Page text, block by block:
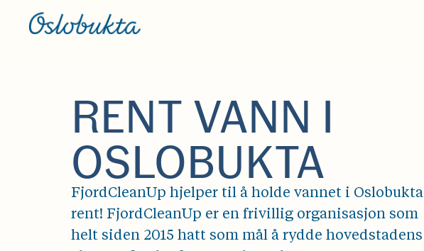
RENT VANN I
OSLOBUKTA
FjordCleanUp hjelper til å holde vannet i Oslobukta
rent! FjordCleanUp er en frivillig organisasjon som
helt siden 2015 hatt som mål å rydde hovedstadens